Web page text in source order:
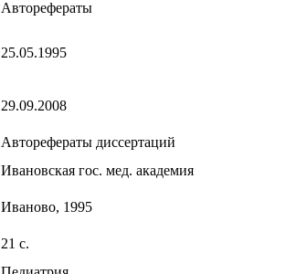
Авторефераты
25.05.1995
29.09.2008
Авторефераты диссертаций
Ивановская гос. мед. академия
Иваново, 1995
21 с.